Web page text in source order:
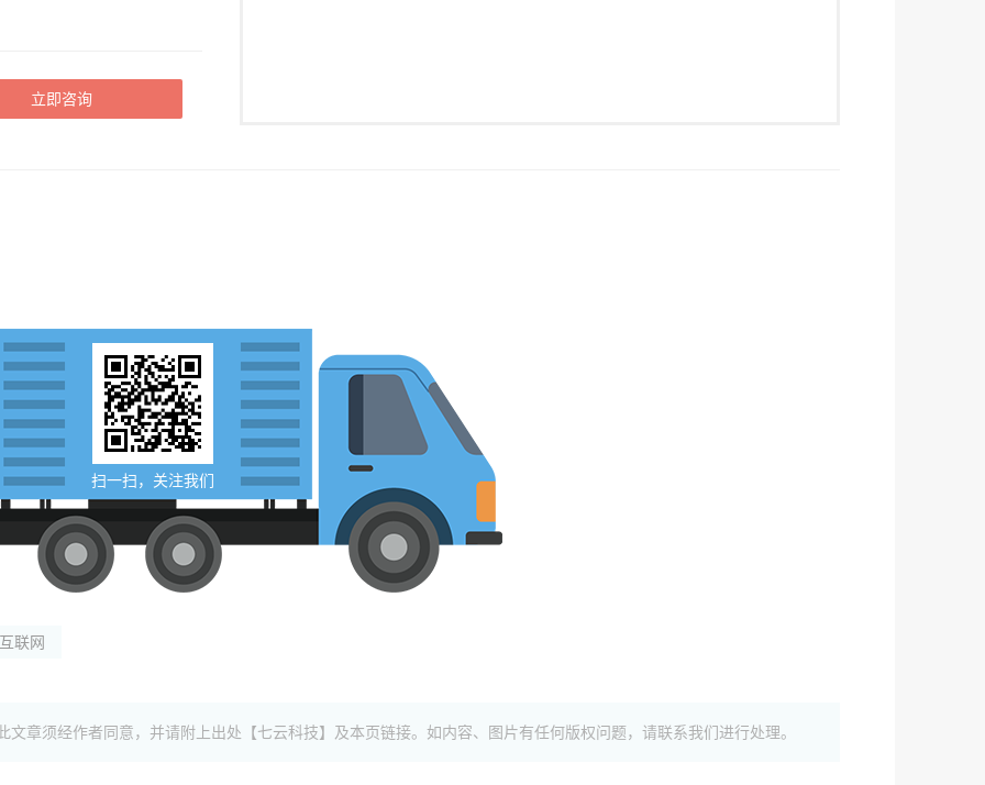
立即咨询
扫一扫，关注我们
互联网
章须经作者同意，并请附上出处【七云科技】及本页链接。如内容、图片有任何版权问题，请联系我们进行处理。